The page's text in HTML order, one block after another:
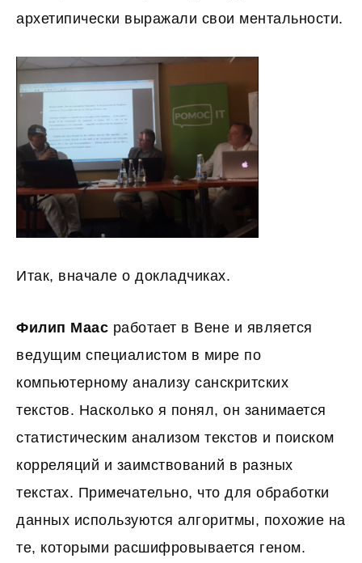
архетипически выражали свои ментальности.
Итак, вначале о докладчиках.
Филип Маас работает в Вене и является
ведущим специалистом в мире по
компьютерному анализу санскритских
текстов. Насколько я понял, он занимается
статистическим анализом текстов и поиском
корреляций и заимствований в разных
текстах. Примечательно, что для обработки
данных используются алгоритмы, похожие на
те, которыми расшифровывается геном.